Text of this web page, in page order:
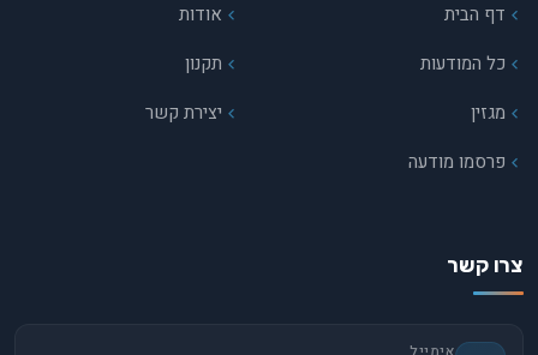
דף הבית
כל המודעות
מגזין
פרסמו מודעה
אודות
תקנון
יצירת קשר
צרו קשר